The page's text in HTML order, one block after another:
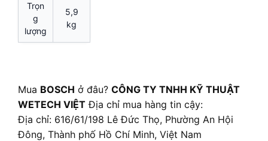
Trọn
g
lượng
5,9
kg
Mua BOSCH ở đâu? CÔNG TY TNHH KỸ THUẬT
WETECH VIỆT Địa chỉ mua hàng tin cậy:
Địa chỉ: 616/61/198 Lê Đức Thọ, Phường An Hội
Đông, Thành phố Hồ Chí Minh, Việt Nam